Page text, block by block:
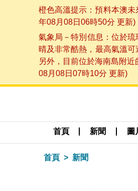
橙色高溫提示：預料本澳
年08月08日06時50分 更新)
氣象局－特別信息：位於
晴及非常酷熱，最高氣溫
另外，目前位於海南島附
08月08日07時10分 更新)
首頁 新聞 圖
首頁 新聞